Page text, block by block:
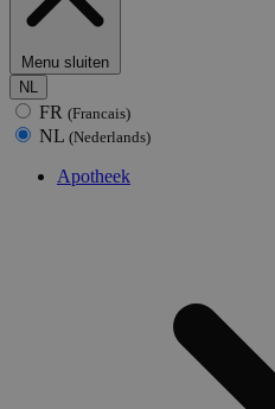
Menu sluiten
NL
FR (Francais)
NL (Nederlands)
Apotheek